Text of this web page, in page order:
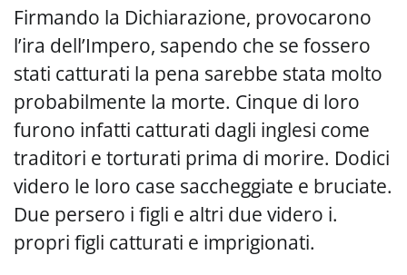
Firmando la Dichiarazione, provocarono
l’ira dell’Impero, sapendo che se fossero
stati catturati la pena sarebbe stata molto
probabilmente la morte. Cinque di loro
furono infatti catturati dagli inglesi come
traditori e torturati prima di morire. Dodici
videro le loro case saccheggiate e bruciate.
Due persero i figli e altri due videro i.
propri figli catturati e imprigionati.